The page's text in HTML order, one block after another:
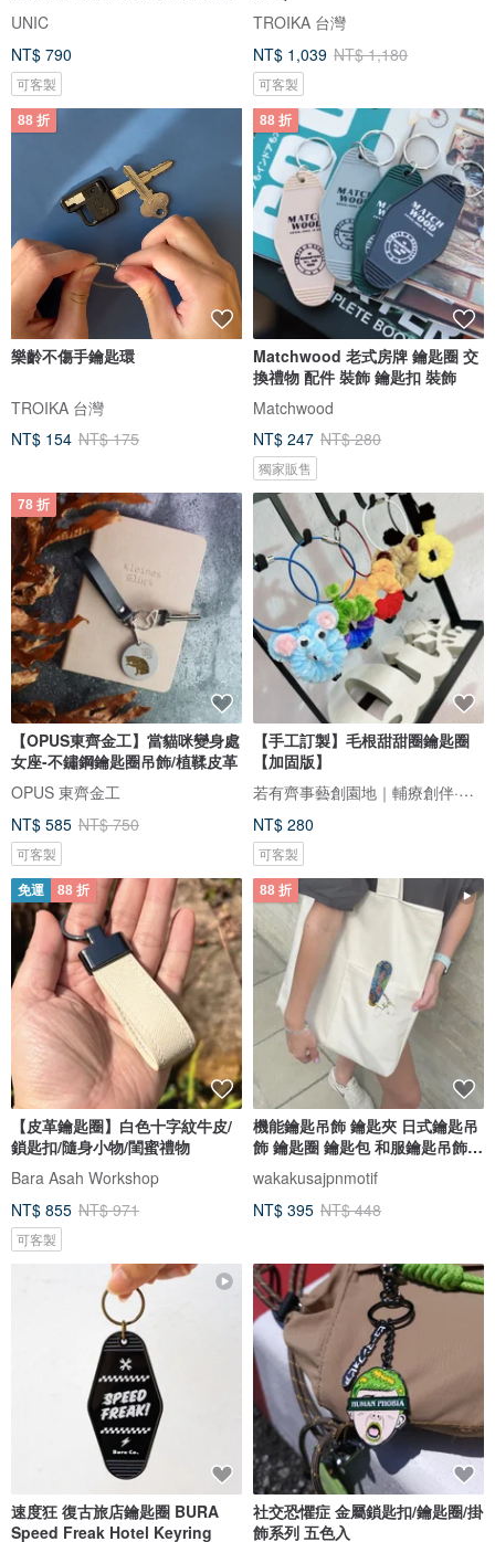
UNIC
NT$ 790
可客製
TROIKA 台灣
NT$ 1,039 NT$ 1,180
可客製
88 折
樂齡不傷手鑰匙環
TROIKA 台灣
NT$ 154 NT$ 175
88 折
Matchwood 老式房牌 鑰匙圈 交
換禮物 配件 裝飾 鑰匙扣 裝飾
Matchwood
NT$ 247 NT$ 280
獨家販售
78 折
【OPUS東齊金工】當貓咪變身處
女座-不鏽鋼鑰匙圈吊飾/植鞣皮革
OPUS 東齊金工
NT$ 585 NT$ 750
可客製
【手工訂製】毛根甜甜圈鑰匙圈
【加固版】
若有齊事藝創園地｜輔療創伴·繪畫工藝
NT$ 280
可客製
免運 88 折
【皮革鑰匙圈】白色十字紋牛皮/
鎖匙扣/隨身小物/閨蜜禮物
Bara Asah Workshop
NT$ 855 NT$ 971
可客製
88 折
機能鑰匙吊飾 鑰匙夾 日式鑰匙吊
飾 鑰匙圈 鑰匙包 和服鑰匙吊飾
樹脂鑰匙吊飾
wakakusajpnmotif
NT$ 395 NT$ 448
速度狂 復古旅店鑰匙圈 BURA
Speed Freak Hotel Keyring
社交恐懼症 金屬鎖匙扣/鑰匙圈/掛
飾系列 五色入